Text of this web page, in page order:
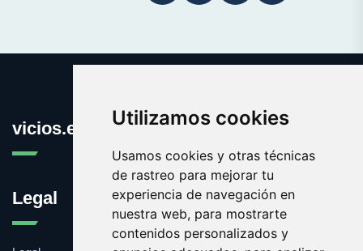
Utilizamos cookies
Usamos cookies y otras técnicas
de rastreo para mejorar tu
experiencia de navegación en
nuestra web, para mostrarte
contenidos personalizados y
vicios.es
Legal